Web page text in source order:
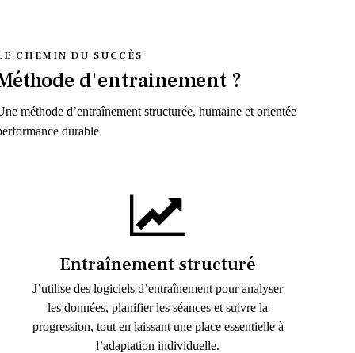
CHEMIN DU SUCCÈS
d'entrainement ?
méthode d’entraînement structurée, humaine et orientée
durable
Entraînement structuré
J’utilise des logiciels d’entraînement pour analyser
les données, planifier les séances et suivre la
progression, tout en laissant une place essentielle à
l’adaptation individuelle.